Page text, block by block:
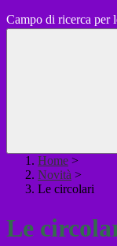
Campo di ricerca per
Home >
Novità >
Le circolari
Le